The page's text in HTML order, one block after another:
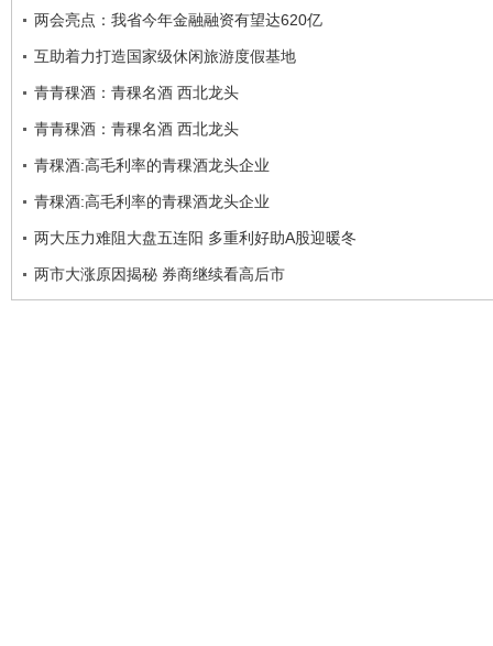
两会亮点：我省今年金融融资有望达620亿
互助着力打造国家级休闲旅游度假基地
青青稞酒：青稞名酒 西北龙头
青青稞酒：青稞名酒 西北龙头
青稞酒:高毛利率的青稞酒龙头企业
青稞酒:高毛利率的青稞酒龙头企业
两大压力难阻大盘五连阳 多重利好助A股迎暖冬
两市大涨原因揭秘 券商继续看高后市